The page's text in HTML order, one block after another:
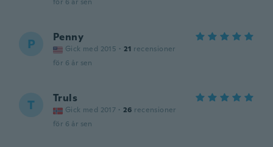
P Penny
Gick med 2015 · 21 recensioner
för 6 år sen
T Truls
Gick med 2017 · 26 recensioner
för 6 år sen